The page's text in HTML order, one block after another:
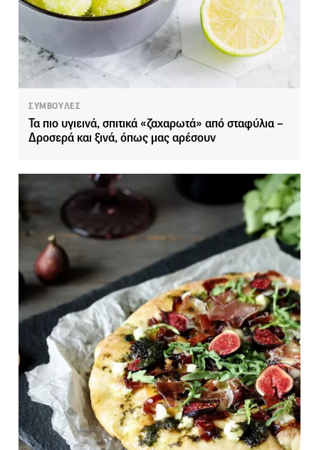
ΣΥΜΒΟΥΛΕΣ
Τα πιο υγιεινά, σπιτικά «ζαχαρωτά» από σταφύλια –
Δροσερά και ξινά, όπως μας αρέσουν